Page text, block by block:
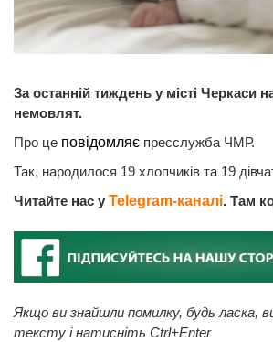
За останній тиждень у місті Черкаси
немовлят.
Про це повідомляє пресслужба ЧМР.
Так, народилося 19 хлопчиків та 19
Читайте нас у Telegram-каналі. Там
Якщо ви знайшли помилку, будь ласка,
тексту і натисніть Ctrl+Enter